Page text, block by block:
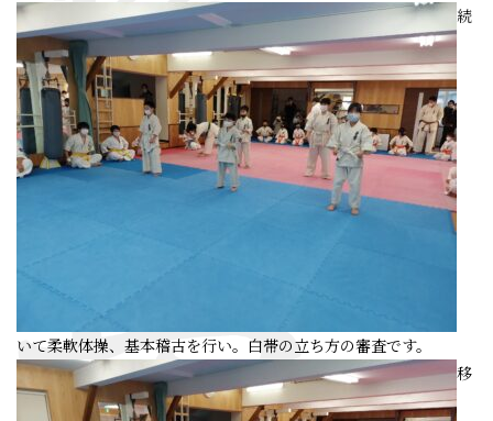
続
いて柔軟体操、基本稽古を行い。白帯の立ち方の審査です。
移